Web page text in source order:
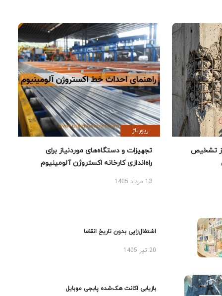
تشخیص
رپورتاژ
تجهیزات و دستگاه‌های موردنیاز برای
راه‌اندازی کارخانه اکستروژن آلومینیوم
13 مرداد 1405
اشتغال‌زایی بدون تاریخ انقضا
20 تیر 1405
بازیابی اکانت هک‌شده پابجی موبایل